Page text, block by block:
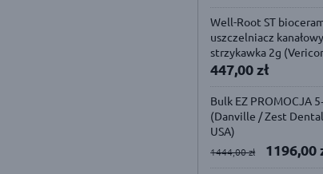
Well-Root ST
uszczelniacz
strzykawka 2g
447,00zł
Bulk EZ PROMOCJA
(Danville / Zest
USA)
1444,00zł 1196,00